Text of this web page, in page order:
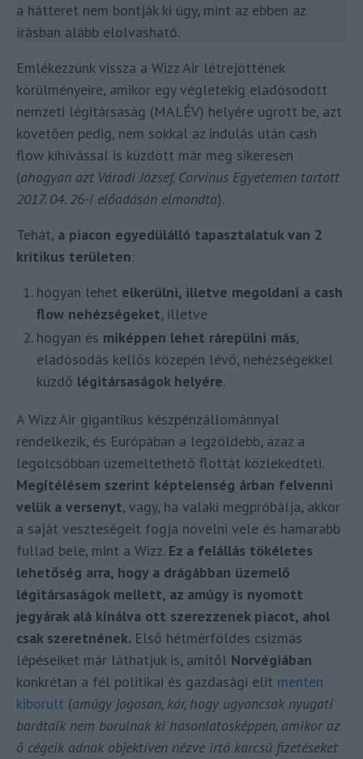
a hátteret nem bontják ki úgy, mint az ebben az
írásban alább elolvasható.
Emlékezzünk vissza a Wizz Air létrejöttének
körülményeire, amikor egy végletekig eladósodott
nemzeti légitársaság (MALÉV) helyére ugrott be, azt
követően pedig, nem sokkal az indulás után cash
flow kihívással is küzdött már meg sikeresen
(ahogyan azt Váradi József, Corvinus Egyetemen tartott
2017. 04. 26-i előadásán elmondta).
Tehát, a piacon egyedülálló tapasztalatuk van 2
kritikus területen:
hogyan lehet elkerülni, illetve megoldani a cash
flow nehézségeket, illetve
hogyan és miképpen lehet rárepülni más,
eladósodás kellős közepén lévő, nehézségekkel
küzdő légitársaságok helyére.
A Wizz Air gigantikus készpénzállománnyal
rendelkezik, és Európában a legzöldebb, azaz a
legolcsóbban üzemeltethető flottát közlekedteti.
Megítélésem szerint képtelenség árban felvenni
velük a versenyt, vagy, ha valaki megpróbálja, akkor
a saját veszteségeit fogja növelni vele és hamarabb
fullad bele, mint a Wizz. Ez a felállás tökéletes
lehetőség arra, hogy a drágábban üzemelő
légitársaságok mellett, az amúgy is nyomott
jegyárak alá kínálva ott szerezzenek piacot, ahol
csak szeretnének. Első hétmérföldes csizmás
lépéseiket már láthatjuk is, amitől Norvégiában
konkrétan a fél politikai és gazdasági elit menten
kiborult (amúgy jogosan, kár, hogy ugyancsak nyugati
barátaik nem borulnak ki hasonlatosképpen, amikor az
ő cégeik adnak objektíven nézve irtó karcsú fizetéseket